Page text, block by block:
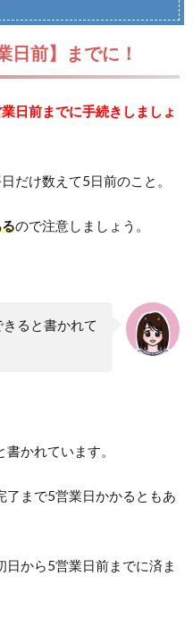
日前】までに！
日前までに手続きしましょ
だけ数えて5日前のこと。
ので注意しましょう。
ると書かれて
かれています。
了まで5営業日かかるともあ
から5営業日前までに済ま